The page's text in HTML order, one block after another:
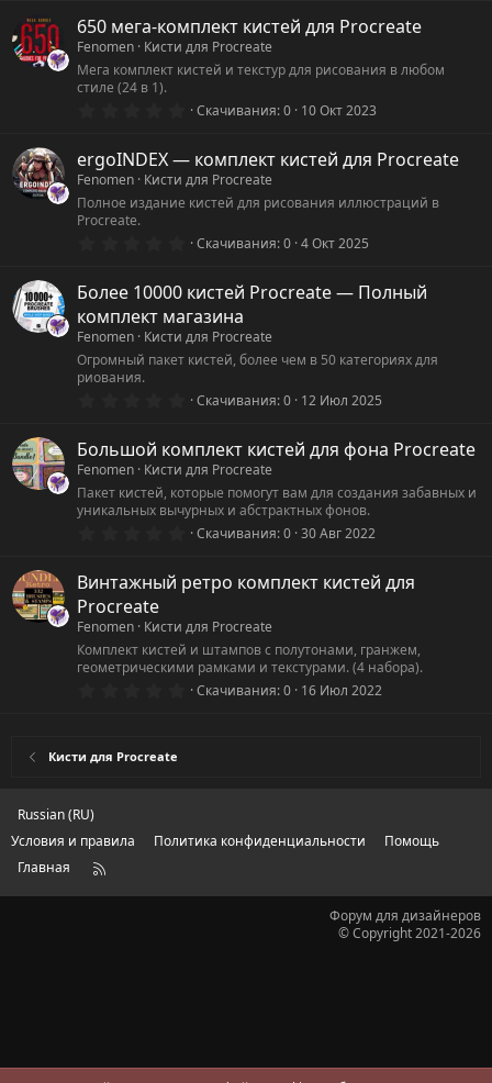
650 мега-комплект кистей для Procreate
Fenomen Кисти для Procreate
Мега комплект кистей и текстур для рисования в любом
стиле (24 в 1).
0
0
в
ё
Скачивания 0 10 Окт 2023
ergoINDEX — комплект кистей для Procreate
Fenomen Кисти для Procreate
Полное издание кистей для рисования иллюстраций в
Procreate.
0
0
з
в
ё
з
д
Скачивания 0 4 Окт 2025
Более 10000 кистей Procreate — Полный
комплект магазина
Fenomen Кисти для Procreate
Огромный пакет кистей, более чем в 50 категориях для
риования.
0
0
з
в
ё
з
д
Скачивания 0 12 Июл 2025
Большой комплект кистей для фона Procreate
Fenomen Кисти для Procreate
Пакет кистей, которые помогут вам для создания забавных и
уникальных вычурных и абстрактных фонов.
0
0
з
ё
з
д
Скачивания 0 30 Авг 2022
Винтажный ретро комплект кистей для
Procreate
Fenomen Кисти для Procreate
Комплект кистей и штампов с полутонами, гранжем,
геометрическими рамками и текстурами. (4 набора).
0Скачивания 0 16 Июл 2022
Кисти для Procreate
Russian (RU)
Условия и правила
Политика конфиденциальности
Помощь
Главная
R
Форум для дизайнеров
© Copyright 2021-2026